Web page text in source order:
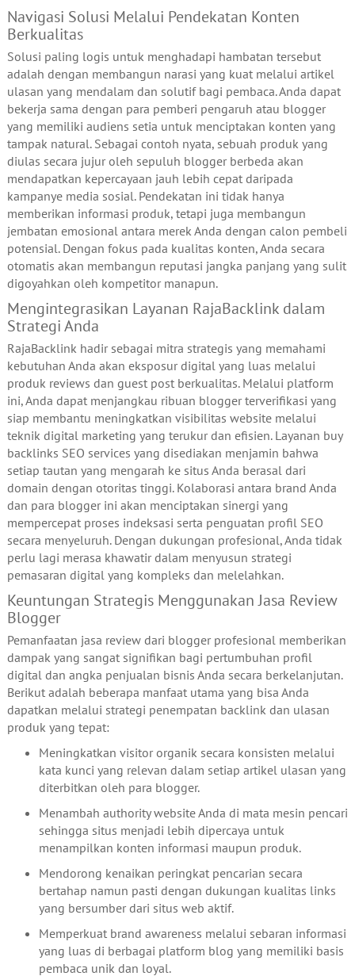
Navigasi Solusi Melalui Pendekatan Konten
Berkualitas
Solusi paling logis untuk menghadapi hambatan tersebut
adalah dengan membangun narasi yang kuat melalui artikel
ulasan yang mendalam dan solutif bagi pembaca. Anda dapat
bekerja sama dengan para pemberi pengaruh atau blogger
yang memiliki audiens setia untuk menciptakan konten yang
tampak natural. Sebagai contoh nyata, sebuah produk yang
diulas secara jujur oleh sepuluh blogger berbeda akan
mendapatkan kepercayaan jauh lebih cepat daripada
kampanye media sosial. Pendekatan ini tidak hanya
memberikan informasi produk, tetapi juga membangun
jembatan emosional antara merek Anda dengan calon pembeli
potensial. Dengan fokus pada kualitas konten, Anda secara
otomatis akan membangun reputasi jangka panjang yang sulit
digoyahkan oleh kompetitor manapun.
Mengintegrasikan Layanan RajaBacklink dalam
Strategi Anda
RajaBacklink hadir sebagai mitra strategis yang memahami
kebutuhan Anda akan eksposur digital yang luas melalui
produk reviews dan guest post berkualitas. Melalui platform
ini, Anda dapat menjangkau ribuan blogger terverifikasi yang
siap membantu meningkatkan visibilitas website melalui
teknik digital marketing yang terukur dan efisien. Layanan buy
backlinks SEO services yang disediakan menjamin bahwa
setiap tautan yang mengarah ke situs Anda berasal dari
domain dengan otoritas tinggi. Kolaborasi antara brand Anda
dan para blogger ini akan menciptakan sinergi yang
mempercepat proses indeksasi serta penguatan profil SEO
secara menyeluruh. Dengan dukungan profesional, Anda tidak
perlu lagi merasa khawatir dalam menyusun strategi
pemasaran digital yang kompleks dan melelahkan.
Keuntungan Strategis Menggunakan Jasa Review
Blogger
Pemanfaatan jasa review dari blogger profesional memberikan
dampak yang sangat signifikan bagi pertumbuhan profil
digital dan angka penjualan bisnis Anda secara berkelanjutan.
Berikut adalah beberapa manfaat utama yang bisa Anda
dapatkan melalui strategi penempatan backlink dan ulasan
produk yang tepat:
Meningkatkan visitor organik secara konsisten melalui
kata kunci yang relevan dalam setiap artikel ulasan yang
diterbitkan oleh para blogger.
Menambah authority website Anda di mata mesin pencari
sehingga situs menjadi lebih dipercaya untuk
menampilkan konten informasi maupun produk.
Mendorong kenaikan peringkat pencarian secara
bertahap namun pasti dengan dukungan kualitas links
yang bersumber dari situs web aktif.
Memperkuat brand awareness melalui sebaran informasi
yang luas di berbagai platform blog yang memiliki basis
pembaca unik dan loyal.